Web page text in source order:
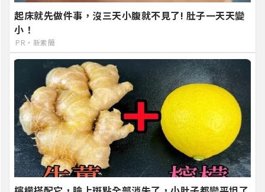
起床就先做件事，沒三天小腹就不見了! 肚子一天天變
小！
PR・新素簡